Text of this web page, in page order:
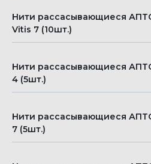
Нити рассасывающиеся
Vitis 7 (10шт.)
Нити рассасывающиеся
4 (5шт.)
Нити рассасывающиеся
7 (5шт.)
Фото-обзор клиники
Главный врач
Акции